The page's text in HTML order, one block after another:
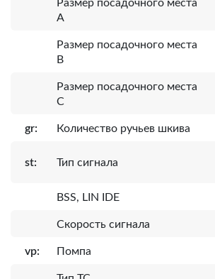
Размер посадочного места
A
Размер посадочного места
B
Размер посадочного места
C
gr: Количество ручьев шкива
st: Тип сигнала
BSS, LIN IDE
Скорость сигнала
vp: Помпа